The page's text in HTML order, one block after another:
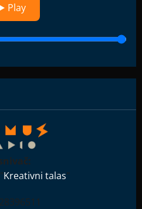
Play
Kreativni talas"